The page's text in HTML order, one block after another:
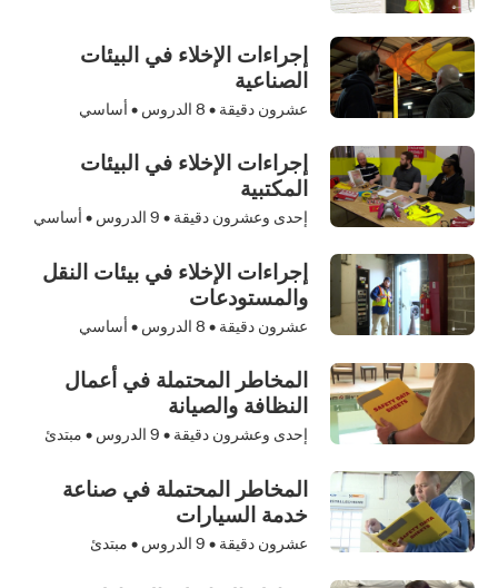
إجراءات الإخلاء في البيئات
الصناعية
عشرون دقيقة • 8 الدروس • أساسي
إجراءات الإخلاء في البيئات
المكتبية
إحدى وعشرون دقيقة • 9 الدروس • أساسي
إجراءات الإخلاء في بيئات النقل
والمستودعات
عشرون دقيقة • 8 الدروس • أساسي
المخاطر المحتملة في أعمال
النظافة والصيانة
إحدى وعشرون دقيقة • 9 الدروس • مبتدئ
المخاطر المحتملة في صناعة
خدمة السيارات
عشرون دقيقة • 9 الدروس • مبتدئ